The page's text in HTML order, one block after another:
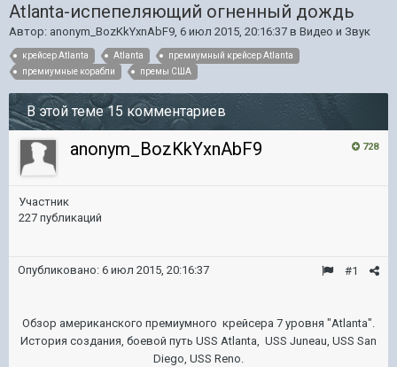
Atlanta-испепеляющий огненный дождь
Автор: anonym_BozKkYxnAbF9, 6 июл 2015, 20:16:37 в Видео и Звук
крейсер Atlanta Atlanta
премиумный крейсер Atlanta
премиумные корабли
премы США
В этой теме 15 комментариев
728
anonym_BozKkYxnAbF9
Участник
227 публикаций
#1
Опубликовано: 6 июл 2015, 20:16:37
Обзор американского премиумного крейсера 7 уровня "Atlanta".
История создания, боевой путь USS Atlanta, USS Juneau, USS San
Diego, USS Reno.